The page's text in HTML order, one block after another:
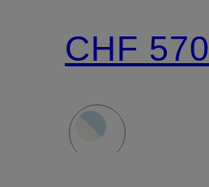
OF
OFFICE
CHF 570